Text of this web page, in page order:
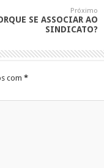
Próximo
SE ASSOCIAR AO
SINDICATO?
com *